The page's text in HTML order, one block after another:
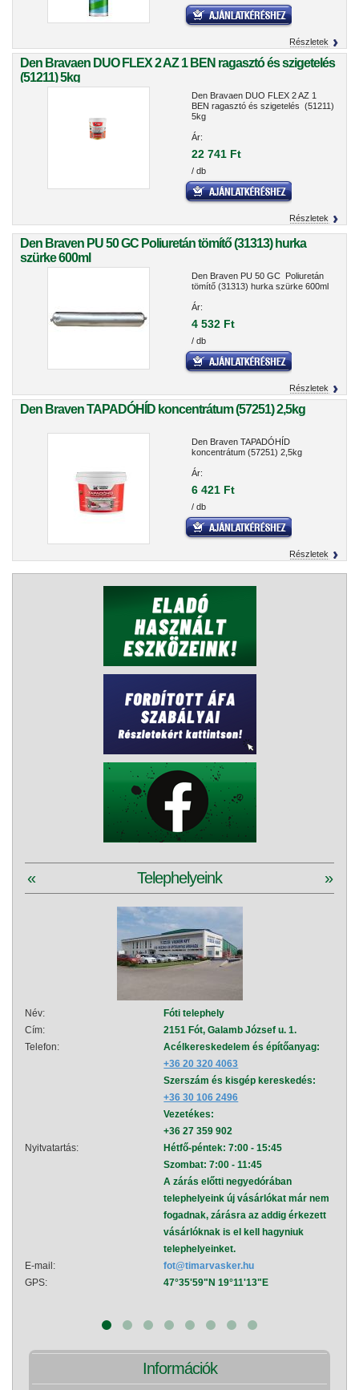
Részletek
Den Bravaen DUO FLEX 2 AZ 1 BEN ragasztó és szigetelés
(51211) 5kg
Den Bravaen DUO FLEX 2 AZ 1
BEN ragasztó és szigetelés (51211)
5kg
Ár:
22 741 Ft
/ db
Részletek
Den Braven PU 50 GC Poliuretán tömítő (31313) hurka
szürke 600ml
Den Braven PU 50 GC Poliuretán
tömítő (31313) hurka szürke 600ml
Ár:
4 532 Ft
/ db
Részletek
Den Braven TAPADÓHÍD koncentrátum (57251) 2,5kg
Den Braven TAPADÓHÍD
koncentrátum (57251) 2,5kg
Ár:
6 421 Ft
/ db
Részletek
Telephelyeink
« »
Név:
Fóti telephely
Cím:
2151 Fót, Galamb József u. 1.
Telefon:
Acélkereskedelem és építőanyag:
+36 20 320 4063
Szerszám és kisgép kereskedés:
+36 30 106 2496
Vezetékes:
+36 27 359 902
Nyitvatartás:
Hétfő-péntek: 7:00 - 15:45
Szombat: 7:00 - 11:45
A zárás előtti negyedórában
telephelyeink új vásárlókat már nem
fogadnak, zárásra az addig érkezett
vásárlóknak is el kell hagyniuk
telephelyeinket.
E-mail:
fot@timarvasker.hu
GPS:
47°35'59"N 19°11'13"E
Információk